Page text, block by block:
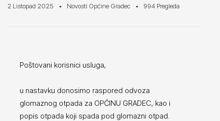
2 Listopad 2025 Novosti Općine Gradec 994 Pregleda
Poštovani korisnici usluga,
u nastavku donosimo raspored odvoza
glomaznog otpada za OPĆINU GRADEC, kao i
popis otpada koji spada pod glomazni otpad.